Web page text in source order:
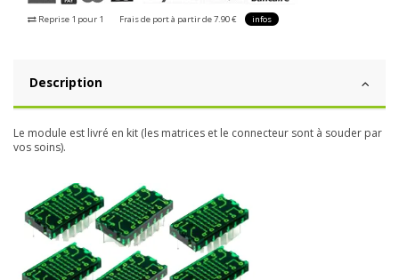
Reprise 1 pour 1 Frais de port à partir de 7.90 € infos
Description
Le module est livré en kit (les matrices et le connecteur sont à souder par
vos soins).